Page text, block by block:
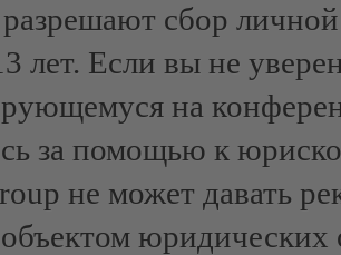
сбор
лет. Если вы не
на
за помощью к
не может давать
объектом